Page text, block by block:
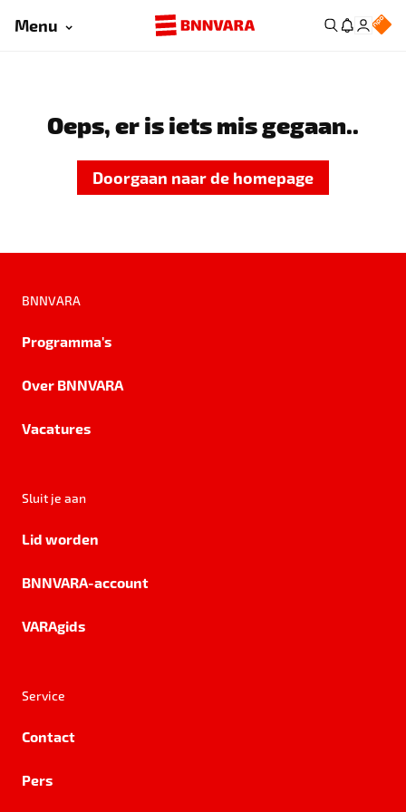
Menu
Oeps, er is iets mis gegaan..
Doorgaan naar de homepage
BNNVARA
Programma's
Over BNNVARA
Vacatures
Sluit je aan
Lid worden
BNNVARA-account
VARAgids
Service
Contact
Pers